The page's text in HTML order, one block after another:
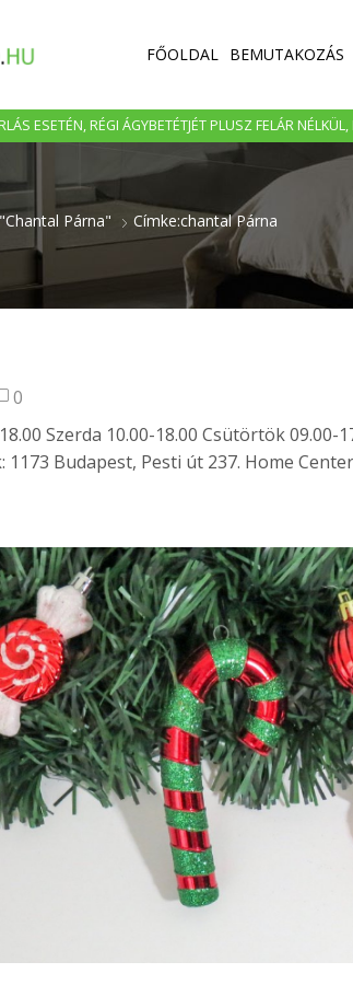
FŐOLDAL BEMUTAKOZÁS
ESETÉN, RÉGI ÁGYBETÉTJÉT PLUSZ FELÁR
Párna" Címke:chantal Párna
0
Szerda 10.00-18.00 Csütörtök 09.00-
1173 Budapest, Pesti út 237. Home